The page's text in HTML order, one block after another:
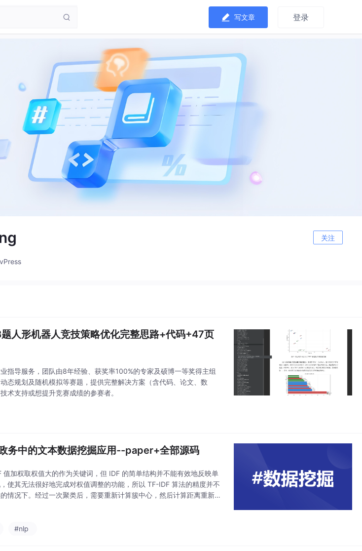
写文章 登录
关注
人形机器人竞技策略优化完整思路+代码+47页
指导服务，团队由8年经验、获奖率100%的专家及硕博一等奖得主组
态规划及随机模拟等赛题，提供完整解决方案（含代码、论文、数
术支持或想提升竞赛成绩的参赛者。
务中的文本数据挖掘应用--paper+全部源码
加权取权值大的作为关键词，但 IDF 的简单结构并不能有效地反映单
使其无法很好地完成对权值调整的功能，所以 TF-IDF 算法的精度并不
情况下。经过一次聚类后，需要重新计算簇中心，然后计算距离重新划
#nlp